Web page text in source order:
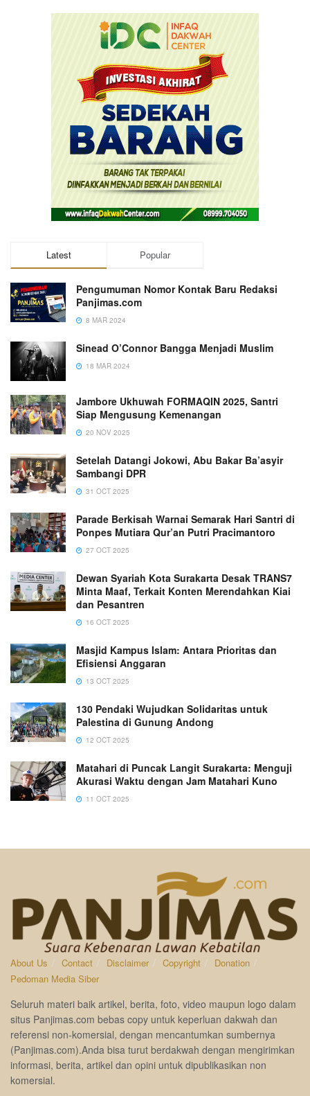
Latest Popular
Pengumuman Nomor Kontak Baru Redaksi
Panjimas.com
8 MAR 2024
Sinead O’Connor Bangga Menjadi Muslim
18 MAR 2024
Jambore Ukhuwah FORMAQIN 2025, Santri
Siap Mengusung Kemenangan
20 NOV 2025
Setelah Datangi Jokowi, Abu Bakar Ba’asyir
Sambangi DPR
31 OCT 2025
Parade Berkisah Warnai Semarak Hari Santri di
Ponpes Mutiara Qur’an Putri Pracimantoro
27 OCT 2025
Dewan Syariah Kota Surakarta Desak TRANS7
Minta Maaf, Terkait Konten Merendahkan Kiai
dan Pesantren
16 OCT 2025
Masjid Kampus Islam: Antara Prioritas dan
Efisiensi Anggaran
13 OCT 2025
130 Pendaki Wujudkan Solidaritas untuk
Palestina di Gunung Andong
12 OCT 2025
Matahari di Puncak Langit Surakarta: Menguji
Akurasi Waktu dengan Jam Matahari Kuno
11 OCT 2025
About Us Contact Disclaimer Copyright
Donation
Pedoman Media Siber
Seluruh materi baik artikel, berita, foto, video maupun logo dalam
situs Panjimas.com bebas copy untuk keperluan dakwah dan
referensi non-komersial, dengan mencantumkan sumbernya
(Panjimas.com).Anda bisa turut berdakwah dengan mengirimkan
informasi, berita, artikel dan opini untuk dipublikasikan non
komersial.